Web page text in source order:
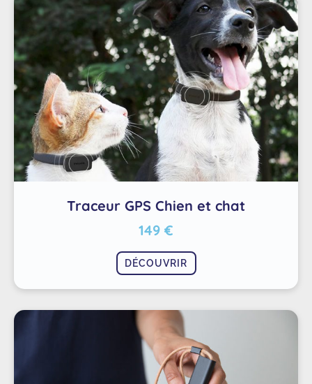
Traceur GPS Chien et chat
149 €
DÉCOUVRIR